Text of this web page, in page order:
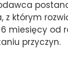
którym
miesięcy od
przyczyn.